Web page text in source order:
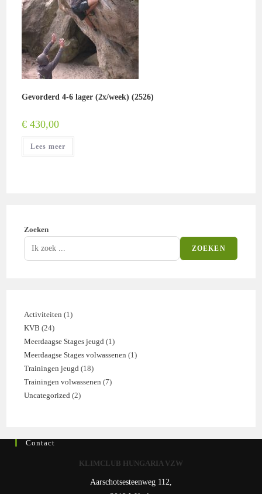
Gevorderd 4-6 lager (2x/week) (2526)
€ 430,00
Lees meer
Zoeken
ZOEKEN
Activiteiten 11
KVB 2424
producten
Meerdaagse Stages jeugd 11
product
Meerdaagse Stages volwassenen 11
Trainingen jeugd 1818
producten
Trainingen volwassenen 77
Uncategorized 22
Contact
KLIMCLUB HUNGARIA VZW
Aarschotsesteenweg 112,